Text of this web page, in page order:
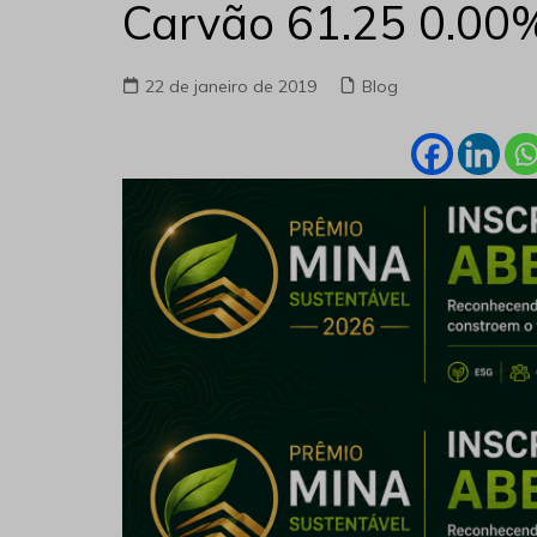
Carvão 61.25
22 de janeiro de 2019 Blog